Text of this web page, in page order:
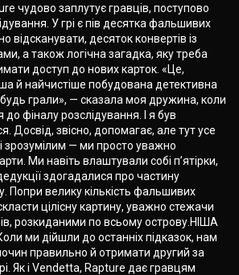
чудово заплутує гравців, поступово
У грі є пів десятка фальшивих
відсканувати, десяток конвертів із
а також логічна загадка, яку треба
доступ до нових карток. «Це,
й найчистіше побудована детективна
грали», — сказала моя дружина, коли
фіналу розслідування. І я був
Досвід, звісно, допомагає, але тут усе
зрозумілим — ми просто уважно
Ми навіть влаштували собі п’ятірки,
здогадалися про частину
Попри велику кількість фальшивих
цілісну картину, уважно стежачи
розкиданими по всьому острову.НІША
ми дійшли до останніх підказок, нам
правильно й отримати другий за
Як і Vendetta, Rapture дає гравцям